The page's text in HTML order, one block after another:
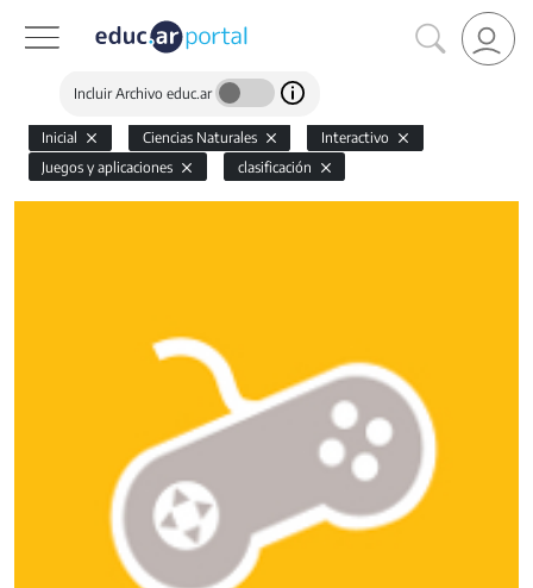
Incluir Archivo educ.ar
Inicial Ciencias Naturales
Interactivo
Juegos y aplicaciones
clasificación